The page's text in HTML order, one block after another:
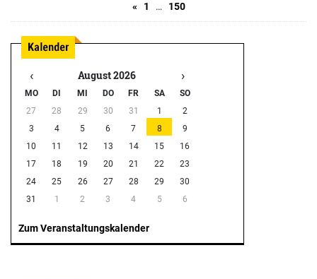
« 1 … 150
‹ August 2026 ›
MO DI MI DO FR SA
SO
27
28 29 30 31 1
2
3
4 5 6 7 8
9
10
11 12 13 14 15
16
17
18 19 20 21 22
23
24
25 26 27 28 29
30
31
1 2 3 4 5 6
Zum Veranstaltungskalender